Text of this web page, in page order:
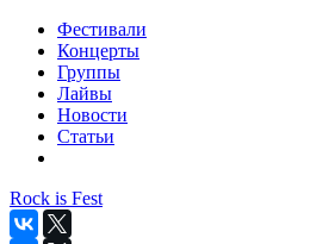
Фестивали
Концерты
Группы
Лайвы
Новости
Статьи
Rock is Fest